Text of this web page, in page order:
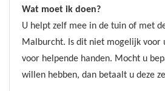
Wat moet ik doen?
U helpt zelf mee in de tuin of met
Malburcht. Is dit niet mogelijk voor
voor helpende handen. Mocht u
willen hebben, dan betaalt u deze